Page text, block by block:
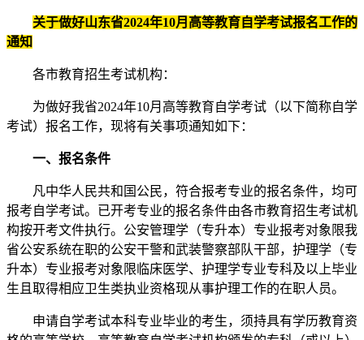
关于做好山东省2024年10月高等教育自学考试报名工作的
通知
各市教育招生考试机构：
为做好我省2024年10月高等教育自学考试（以下简称自学
考试）报名工作，现将有关事项通知如下：
一、报名条件
凡中华人民共和国公民，符合报考专业的报名条件，均可
报考自学考试。已开考专业的报名条件由各市教育招生考试机
构按开考文件执行。公安管理学（专升本）专业报考对象限我
省公安系统在职的公安干警和武装警察部队干部，护理学（专
升本）专业报考对象限临床医学、护理学专业专科及以上毕业
生且取得相应卫生类执业资格现从事护理工作的在职人员。
申请自学考试本科专业毕业的考生，须持具有学历教育资